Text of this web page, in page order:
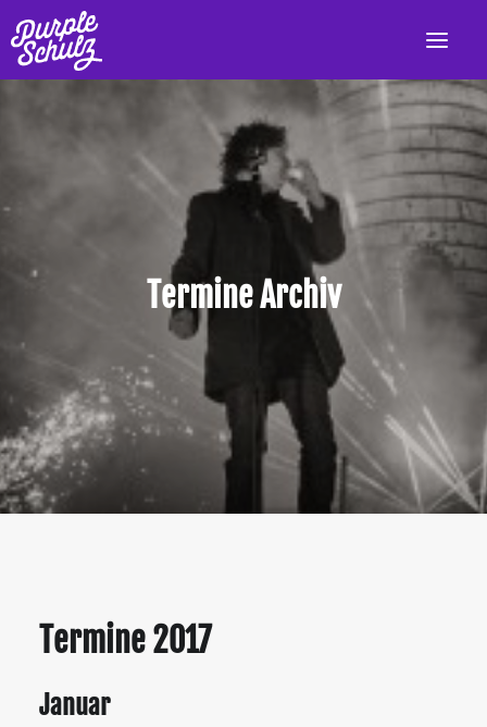
DISKOGRAFIE
PRESSE/INFO
KONTAKT
Termine Archiv
Termine 2017
Januar